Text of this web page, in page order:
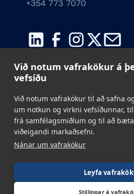
+354 773 7070
Við notum vafrakökur á
vefsíðu
Við notum vafrakökur til að safna
um notkun og virkni vefsíðunnar,
frá samfélagsmiðlum og til að
viðeigandi markaðsefni.
Nánar um vafrakökur
Leyfa
Stillingar á